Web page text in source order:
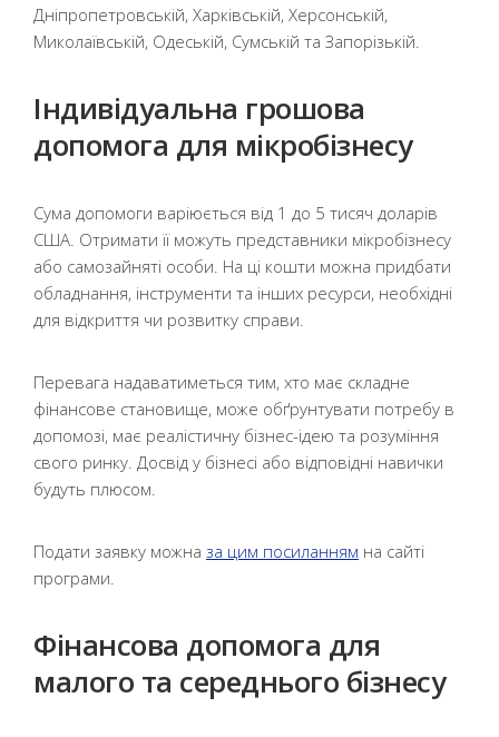
Дніпропетровській, Харківській, Херсонській,
Миколаївській, Одеській, Сумській та Запорізькій.
Індивідуальна грошова
допомога для мікробізнесу
Сума допомоги варіюється від 1 до 5 тисяч доларів
США. Отримати її можуть представники мікробізнесу
або самозайняті особи. На ці кошти можна придбати
обладнання, інструменти та інших ресурси, необхідні
для відкриття чи розвитку справи.
Перевага надаватиметься тим, хто має складне
фінансове становище, може обґрунтувати потребу в
допомозі, має реалістичну бізнес-ідею та розуміння
свого ринку. Досвід у бізнесі або відповідні навички
будуть плюсом.
Подати заявку можна за цим посиланням на сайті
програми.
Фінансова допомога для
малого та середнього бізнесу